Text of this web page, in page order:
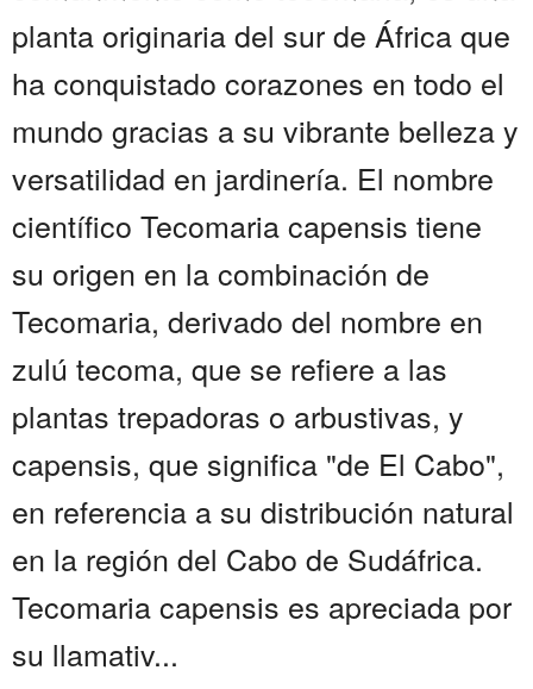
planta originaria del sur de África que
ha conquistado corazones en todo el
mundo gracias a su vibrante belleza y
versatilidad en jardinería. El nombre
científico Tecomaria capensis tiene
su origen en la combinación de
Tecomaria, derivado del nombre en
zulú tecoma, que se refiere a las
plantas trepadoras o arbustivas, y
capensis, que significa "de El Cabo",
en referencia a su distribución natural
en la región del Cabo de Sudáfrica.
Tecomaria capensis es apreciada por
su llamativ...